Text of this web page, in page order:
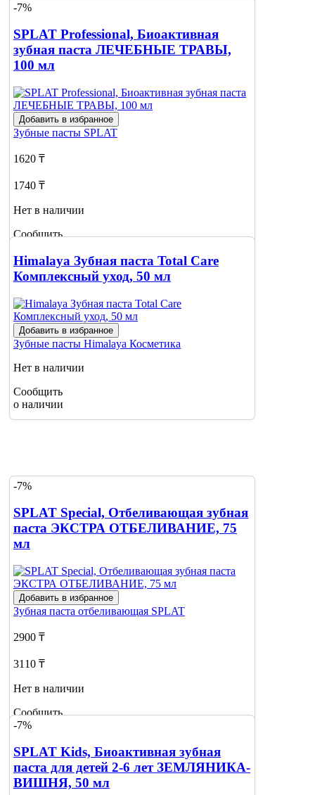
-7%
SPLAT Professional, Биоактивная
зубная паста ЛЕЧЕБНЫЕ ТРАВЫ,
100 мл
Добавить в избранное
Зубные пасты SPLAT
1620 ₸
1740 ₸
Нет в наличии
Сообщить
Himalaya Зубная паста Total Care
Комплексный уход, 50 мл
Добавить в избранное
Зубные пасты Himalaya Косметика
Нет в наличии
Сообщить
о наличии
-7%
SPLAT Special, Отбеливающая зубная
паста ЭКСТРА ОТБЕЛИВАНИЕ, 75
мл
Добавить в избранное
Зубная паста отбеливающая SPLAT
2900 ₸
3110 ₸
Нет в наличии
Сообщить
о наличии
-7%
SPLAT Kids, Биоактивная зубная
паста для детей 2-6 лет ЗЕМЛЯНИКА-
ВИШНЯ, 50 мл